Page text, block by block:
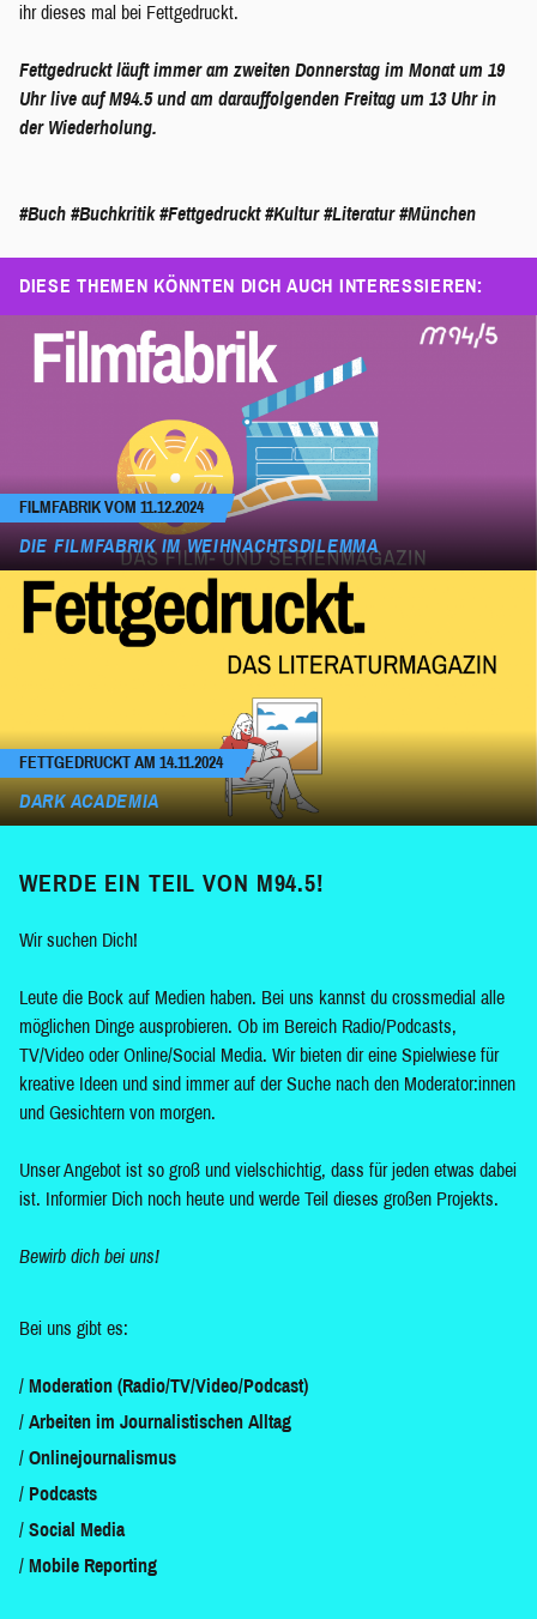
ihr dieses mal bei Fettgedruckt.
Fettgedruckt läuft immer am zweiten Donnerstag im Monat um 19
Uhr live auf M94.5 und am darauffolgenden Freitag um 13 Uhr in
der Wiederholung.
#Buch #Buchkritik #Fettgedruckt #Kultur #Literatur #München
DIESE THEMEN KÖNNTEN DICH AUCH INTERESSIEREN:
FILMFABRIK VOM 11.12.2024
DIE FILMFABRIK IM WEIHNACHTSDILEMMA
FETTGEDRUCKT AM 14.11.2024
DARK ACADEMIA
WERDE EIN TEIL VON M94.5!
Wir suchen Dich!
Leute die Bock auf Medien haben. Bei uns kannst du crossmedial alle
möglichen Dinge ausprobieren. Ob im Bereich Radio/Podcasts,
TV/Video oder Online/Social Media. Wir bieten dir eine Spielwiese für
kreative Ideen und sind immer auf der Suche nach den Moderator:innen
und Gesichtern von morgen.
Unser Angebot ist so groß und vielschichtig, dass für jeden etwas dabei
ist. Informier Dich noch heute und werde Teil dieses großen Projekts.
Bewirb dich bei uns!
Bei uns gibt es:
Moderation (Radio/TV/Video/Podcast)
Arbeiten im Journalistischen Alltag
Onlinejournalismus
Podcasts
Social Media
Mobile Reporting